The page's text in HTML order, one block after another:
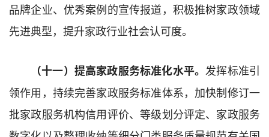
品牌企业、优秀案例的宣传报道，积极推树家政领域
先进典型，提升家政行业社会认可度。
（十一）提高家政服务标准化水平。发挥标准引
领作用，持续完善家政服务标准体系，加快制修订一
批家政服务机构信用评价、等级划分评定、家政服务